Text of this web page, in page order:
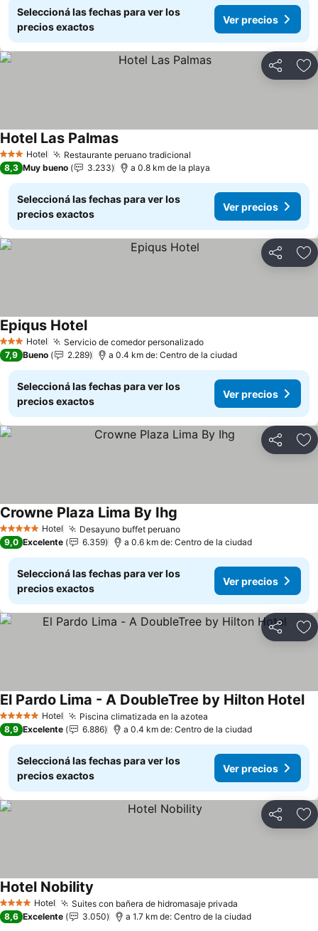
Seleccioná las fechas para ver los
precios exactos
Ver precios
Compartir
3 Estrellas
Hotel Restaurante peruano tradicional
Hotel Las Palmas
8,3 Muy bueno 3.233 a 0.8 km de la playa
Seleccioná las fechas para ver los
precios exactos
Ver precios
Compartir
3 Estrellas
Hotel Servicio de comedor personalizado
Epiqus Hotel
7,9 Bueno 2.289 a 0.4 km de: Centro de la ciudad
Seleccioná las fechas para ver los
precios exactos
Ver precios
Compartir
5 Estrellas Hotel Desayuno buffet peruano
Crowne Plaza Lima By Ihg
9,0 Excelente 6.359 a 0.6 km de: Centro de la ciudad
Seleccioná las fechas para ver los
precios exactos
Ver precios
Compartir
5 Estrellas Hotel Piscina climatizada en la azotea
El Pardo Lima - A DoubleTree by Hilton Hotel
8,9 Excelente 6.886 a 0.4 km de: Centro de la ciudad
Seleccioná las fechas para ver los
precios exactos
Ver precios
Compartir
4 EstrellasHotel Suites con bañera de hidromasaje privada
Hotel Nobility
8,6 Excelente 3.050 a 1.7 km de: Centro de la ciudad